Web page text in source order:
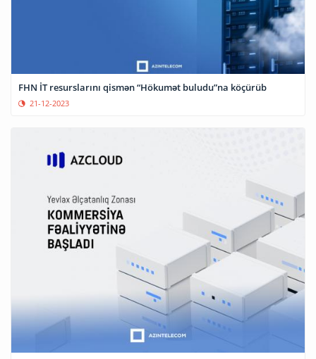
FHN İT resurslarını qismən “Hökumət buludu”na köçürüb
21-12-2023